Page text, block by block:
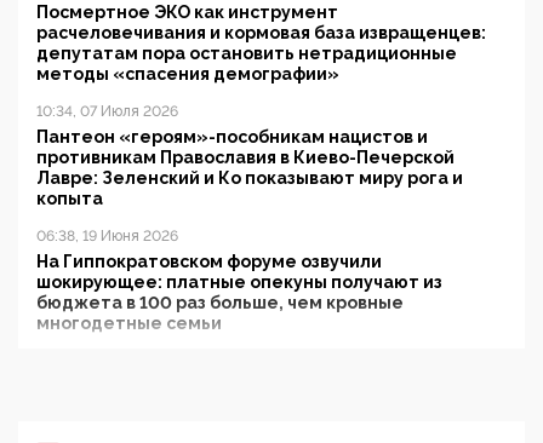
Посмертное ЭКО как инструмент
расчеловечивания и кормовая база извращенцев:
депутатам пора остановить нетрадиционные
методы «спасения демографии»
10:34, 07 Июля 2026
Пантеон «героям»-пособникам нацистов и
противникам Православия в Киево-Печерской
Лавре: Зеленский и Ко показывают миру рога и
копыта
06:38, 19 Июня 2026
На Гиппократовском форуме озвучили
шокирующее: платные опекуны получают из
бюджета в 100 раз больше, чем кровные
многодетные семьи